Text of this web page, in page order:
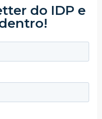
do IDP e